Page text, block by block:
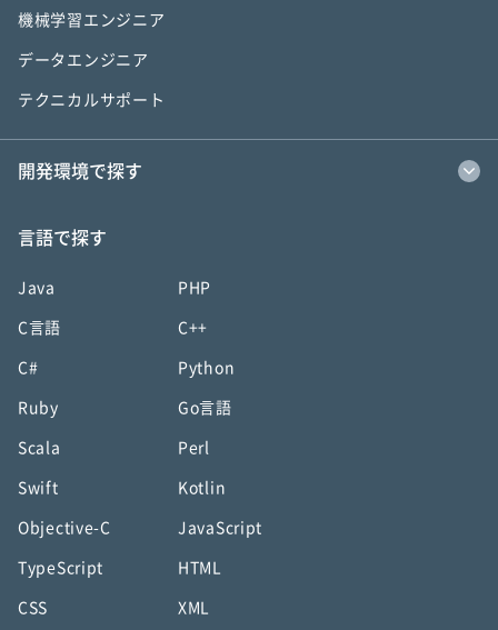
機械学習エンジニア
データエンジニア
テクニカルサポート
開発環境で探す
言語で探す
Java PHP
C言語 C++
C# Python
Ruby Go言語
Scala Perl
Swift Kotlin
Objective-C JavaScript
TypeScript HTML
CSS XML